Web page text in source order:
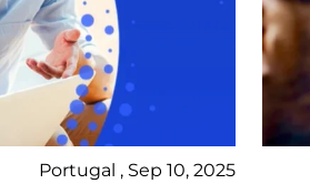
Portugal , Sep 10, 2025